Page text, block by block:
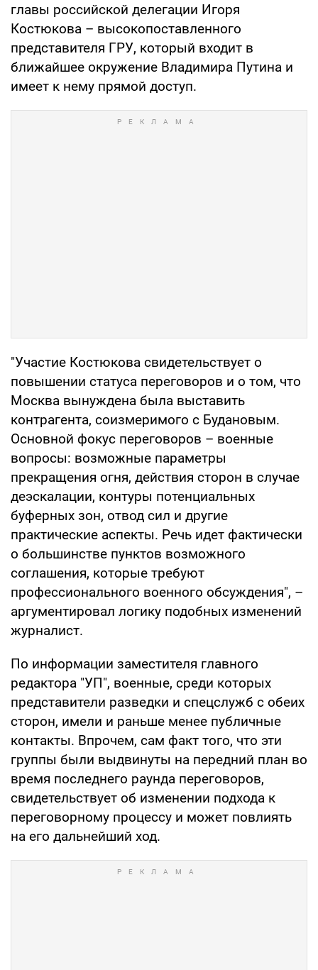
главы российской делегации Игоря
Костюкова – высокопоставленного
представителя ГРУ, который входит в
ближайшее окружение Владимира Путина и
имеет к нему прямой доступ.
"Участие Костюкова свидетельствует о
повышении статуса переговоров и о том, что
Москва вынуждена была выставить
контрагента, соизмеримого с Будановым.
Основной фокус переговоров – военные
вопросы: возможные параметры
прекращения огня, действия сторон в случае
деэскалации, контуры потенциальных
буферных зон, отвод сил и другие
практические аспекты. Речь идет фактически
о большинстве пунктов возможного
соглашения, которые требуют
профессионального военного обсуждения", –
аргументировал логику подобных изменений
журналист.
По информации заместителя главного
редактора "УП", военные, среди которых
представители разведки и спецслужб с обеих
сторон, имели и раньше менее публичные
контакты. Впрочем, сам факт того, что эти
группы были выдвинуты на передний план во
время последнего раунда переговоров,
свидетельствует об изменении подхода к
переговорному процессу и может повлиять
на его дальнейший ход.